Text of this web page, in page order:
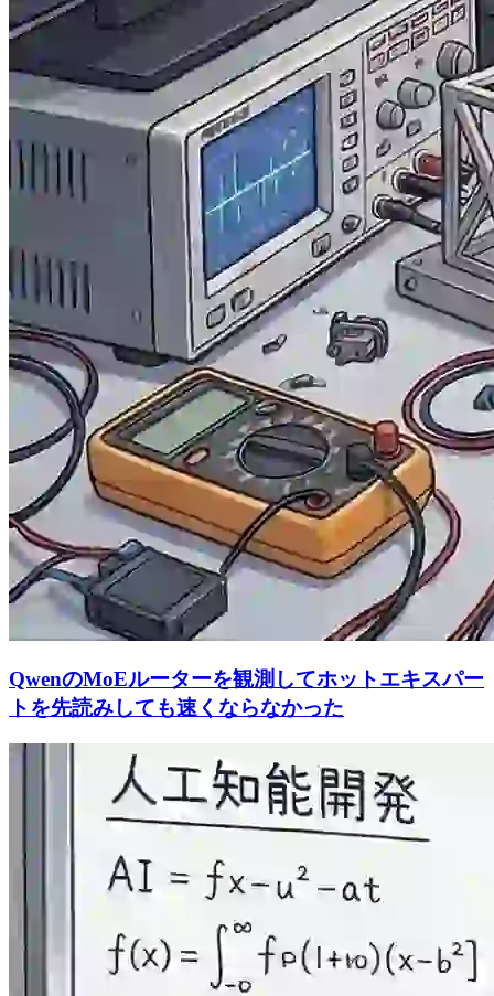
QwenのMoEルーターを観測してホットエキスパー
トを先読みしても速くならなかった